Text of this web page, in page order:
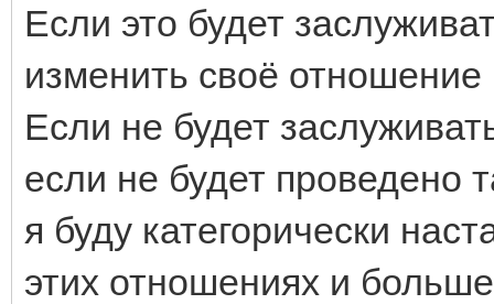
Если это будет
изменить своё отношение
Если не будет
если не будет проведено
я буду категорически
этих отношениях и